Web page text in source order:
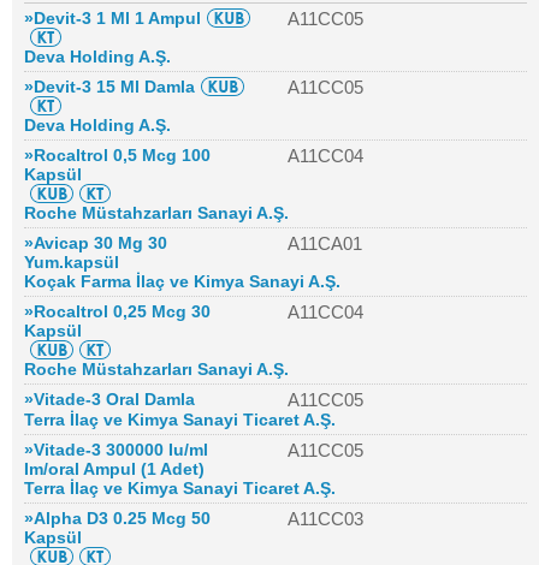
»Devit-3 1 Ml 1 Ampul A11CC05
Deva Holding A.Ş.
»Devit-3 15 Ml Damla
A11CC05
Deva Holding A.Ş.
»Rocaltrol 0,5 Mcg 100
Kapsül
A11CC04
Roche Müstahzarları Sanayi A.Ş.
»Avicap 30 Mg 30
Yum.kapsül
A11CA01
Koçak Farma İlaç ve Kimya Sanayi A.Ş.
»Rocaltrol 0,25 Mcg 30
Kapsül
A11CC04
Roche Müstahzarları Sanayi A.Ş.
»Vitade-3 Oral Damla
A11CC05
Terra İlaç ve Kimya Sanayi Ticaret A.Ş.
»Vitade-3 300000 Iu/ml
Im/oral Ampul (1 Adet)
A11CC05
Terra İlaç ve Kimya Sanayi Ticaret A.Ş.
»Alpha D3 0.25 Mcg 50
Kapsül
A11CC03